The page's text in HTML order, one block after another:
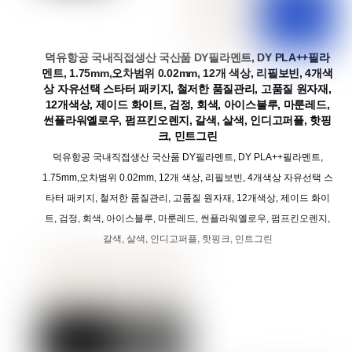
덕유항공 국내직접생산 국산품 DY필라멘트, DY PLA++필라
멘트, 1.75mm,오차범위 0.02mm, 12개 색상, 리필보빈, 4개색
상 자유선택 스타터 패키지, 철저한 품질관리, 고품질 원자재,
12개색상, 제이드 화이트, 검정, 회색, 아이스블루, 마룬레드,
썬플라워옐로우, 펌프킨오렌지, 갈색, 살색, 인디고퍼플, 핫핑
크, 민트그린
덕유항공 국내직접생산 국산품 DY필라멘트, DY PLA++필라멘트,
1.75mm,오차범위 0.02mm, 12개 색상, 리필보빈, 4개색상 자유선택 스
타터 패키지, 철저한 품질관리, 고품질 원자재, 12개색상, 제이드 화이
트, 검정, 회색, 아이스블루, 마룬레드, 썬플라워옐로우, 펌프킨오렌지,
갈색, 살색, 인디고퍼플, 핫핑크, 민트그린